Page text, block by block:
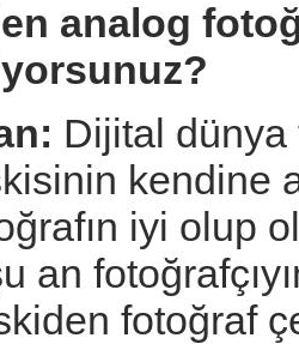
analog
Dijital dünya
kendine
iyi olup
an
fotoğraf